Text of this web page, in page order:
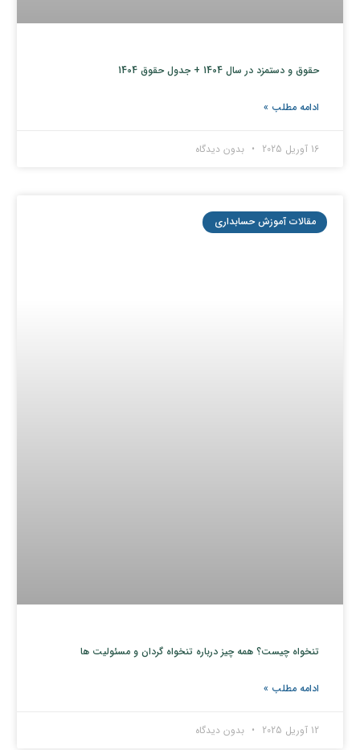
حقوق و دستمزد در سال 1404 + جدول حقوق 1404
ادامه مطلب »
16 آوریل 2025 بدون دیدگاه
مقالات آموزش حسابداری
تنخواه چیست؟ همه چیز درباره تنخواه گردان و مسئولیت ها
ادامه مطلب »
12 آوریل 2025 بدون دیدگاه